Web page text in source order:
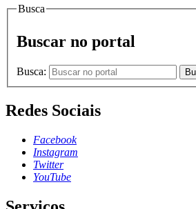
Busca
Buscar no portal
Busca:
Redes Sociais
Facebook
Instagram
Twitter
YouTube